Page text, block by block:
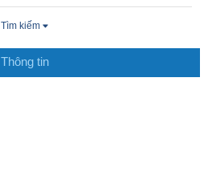
Tìm kiếm
Thông tin